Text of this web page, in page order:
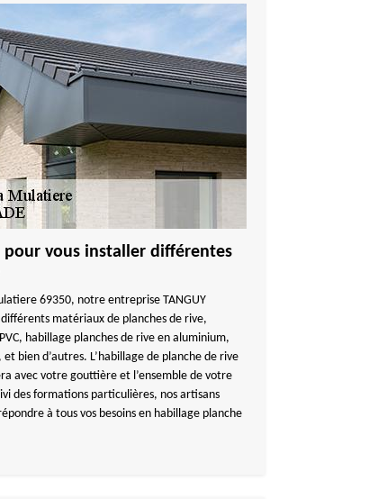
pour vous installer différentes
69350, notre entreprise TANGUY
différents matériaux de planches de rive,
habillage planches de rive en aluminium,
bien d’autres. L’habillage de planche de rive
avec votre gouttière et l’ensemble de votre
des formations particulières, nos artisans
à tous vos besoins en habillage planche